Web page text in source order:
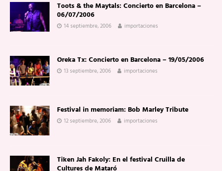
Toots & the Maytals: Concierto en Barcelona –
06/07/2006
14 septiembre, 2006 importaciones
Oreka Tx: Concierto en Barcelona – 19/05/2006
13 septiembre, 2006 importaciones
Festival in memoriam: Bob Marley Tribute
12 septiembre, 2006 importaciones
Tiken Jah Fakoly: En el festival Cruilla de